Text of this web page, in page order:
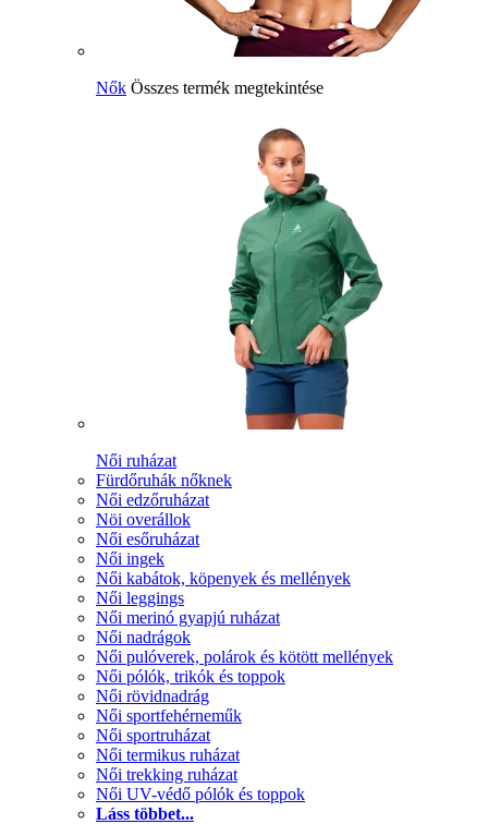
Nők Összes termék megtekintése
Női ruházat
Fürdőruhák nőknek
Női edzőruházat
Nöi overállok
Női esőruházat
Női ingek
Női kabátok, köpenyek és mellények
Női leggings
Női merinó gyapjú ruházat
Női nadrágok
Női pulóverek, polárok és kötött mellények
Női pólók, trikók és toppok
Női rövidnadrág
Női sportfehérneműk
Női sportruházat
Női termikus ruházat
Női trekking ruházat
Női UV-védő pólók és toppok
Láss többet...